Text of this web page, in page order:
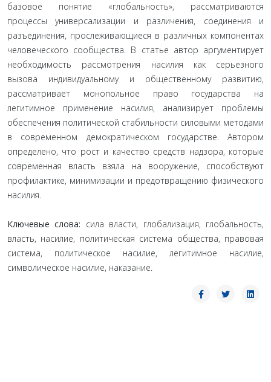
базовое понятие «глобальность», рассматриваются
процессы универсализации и различения, соединения и
разъединения, прослеживающиеся в различных компонентах
человеческого сообщества. В статье автор аргументирует
необходимость рассмотрения насилия как серьезного
вызова индивидуальному и общественному развитию,
рассматривает монопольное право государства на
легитимное применение насилия, анализирует проблемы
обеспечения политической стабильности силовыми методами
в современном демократическом государстве. Автором
определено, что рост и качество средств надзора, которые
современная власть взяла на вооружение, способствуют
профилактике, минимизации и предотвращению физического
насилия.
Ключевые слова: сила власти, глобализация, глобальность,
власть, насилие, политическая система общества, правовая
система, политическое насилие, легитимное насилие,
символическое насилие, наказание.